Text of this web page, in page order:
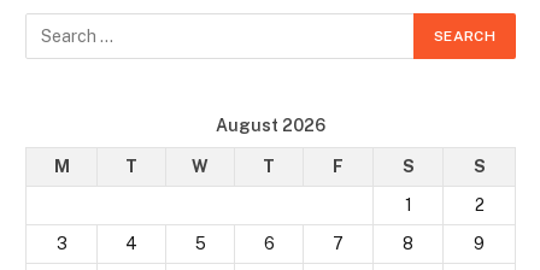
August 2026
M T W T F S
S
1
2
3
4 5 6 7 8
9